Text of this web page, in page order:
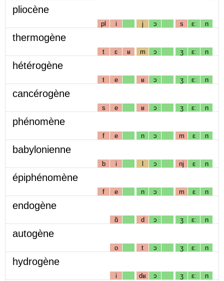
pliocène
pl i j ɔ s ɛː n
thermogène
t ɛ ʁ m ɔ ʒ ɛː n
hétérogène
t e ʁ ɔ ʒ ɛː n
cancérogène
s e ʁ ɔ ʒ ɛː n
phénomène
f e n ɔ m ɛ n
babylonienne
b i l ɔ nj ɛ n
épiphénomène
f e n ɔ m ɛ n
endogène
ɑ̃ d ɔ ʒ ɛː n
autogène
o t ɔ ʒ ɛː n
hydrogène
i dʁ ɔ ʒ ɛː n